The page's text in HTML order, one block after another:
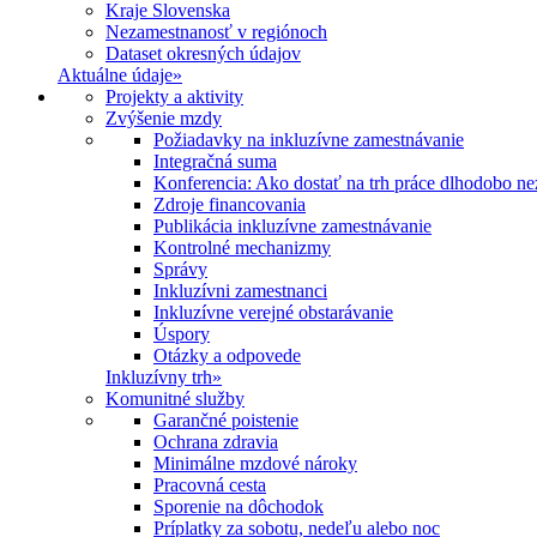
Kraje Slovenska
Nezamestnanosť v regiónoch
Dataset okresných údajov
Aktuálne údaje»
Projekty a aktivity
Zvýšenie mzdy
Požiadavky na inkluzívne zamestnávanie
Integračná suma
Konferencia: Ako dostať na trh práce dlhodobo
Zdroje financovania
Publikácia inkluzívne zamestnávanie
Kontrolné mechanizmy
Správy
Inkluzívni zamestnanci
Inkluzívne verejné obstarávanie
Úspory
Otázky a odpovede
Inkluzívny trh»
Komunitné služby
Garančné poistenie
Ochrana zdravia
Minimálne mzdové nároky
Pracovná cesta
Sporenie na dôchodok
Príplatky za sobotu, nedeľu alebo noc